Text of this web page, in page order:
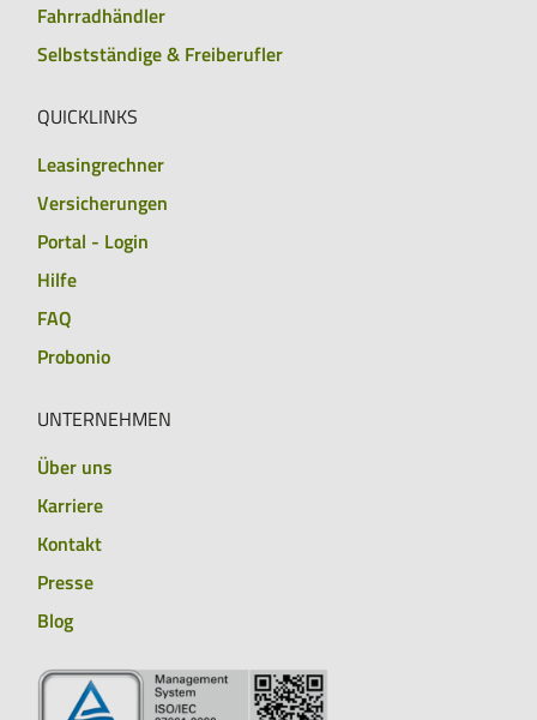
Fahrradhändler
Selbstständige & Freiberufler
QUICKLINKS
Leasingrechner
Versicherungen
Portal - Login
Hilfe
FAQ
Probonio
UNTERNEHMEN
Über uns
Karriere
Kontakt
Presse
Blog